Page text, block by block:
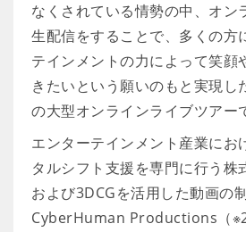
なくされている情勢の中、オン
生配信をすることで、多くの方
テインメントの力によって笑顔
きたいという願いのもと実現し
の大型オンラインライブツアー
エンターテインメント産業にお
タルシフト支援を専門に行う株
および3DCGを活用した動画の
CyberHuman Productions（